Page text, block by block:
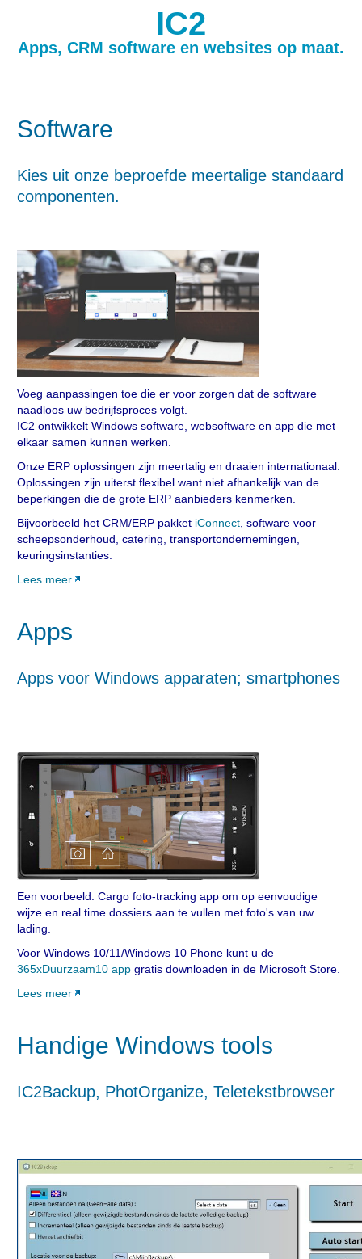
IC2
Apps, CRM software en websites op maat.
Software
Kies uit onze beproefde meertalige standaard
componenten.
Voeg aanpassingen toe die er voor zorgen dat de software
naadloos uw bedrijfsproces volgt.
IC2 ontwikkelt Windows software, websoftware en app die met
elkaar samen kunnen werken.
Onze ERP oplossingen zijn meertalig en draaien internationaal.
Oplossingen zijn uiterst flexibel want niet afhankelijk van de
beperkingen die de grote ERP aanbieders kenmerken.
Bijvoorbeeld het CRM/ERP pakket iConnect , software voor
scheepsonderhoud, catering, transportondernemingen,
keuringsinstanties.
Lees meer
Apps
Apps voor Windows apparaten; smartphones
Een voorbeeld: Cargo foto-tracking app om op eenvoudige
wijze en real time dossiers aan te vullen met foto's van uw
lading.
Voor Windows 10/11/Windows 10 Phone kunt u de
365xDuurzaam10 app gratis downloaden in de Microsoft Store.
Lees meer
Handige Windows tools
IC2Backup, PhotOrganize, Teletekstbrowser